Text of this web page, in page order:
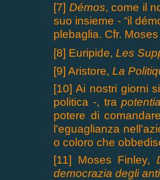
[7] Démos, come il
suo insieme - “il
plebaglia. Cfr.
[8] Euripide, Les
[9] Aristore, La
[10] Ai nostri giorni
politica -, trapotentia
potere di
l'eguaglianza
o coloro che
[11] Moses Finley,
democrazia degli